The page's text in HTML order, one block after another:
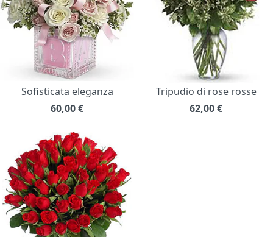
Sofisticata eleganza
60,00€
Tripudio di rose rosse
62,00€